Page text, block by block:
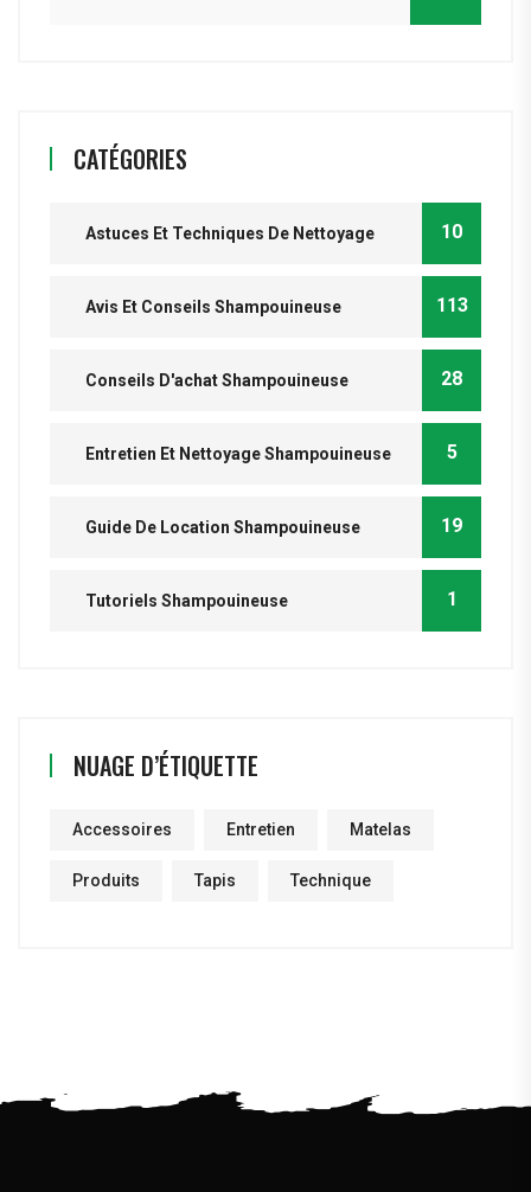
CATÉGORIES
Astuces Et Techniques De Nettoyage 10
Avis Et Conseils Shampouineuse 113
Conseils D'achat Shampouineuse 28
Entretien Et Nettoyage Shampouineuse 5
Guide De Location Shampouineuse 19
Tutoriels Shampouineuse 1
NUAGE D’ÉTIQUETTE
Accessoires Entretien Matelas
Produits Tapis Technique